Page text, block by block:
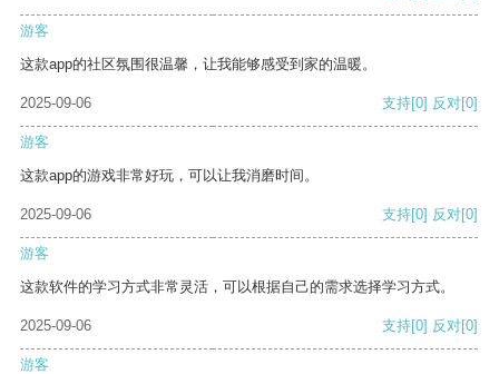
游客
这款app的社区氛围很温馨，让我能够感受到家的温暖。
2025-09-06 支持[0] 反对[0]
游客
这款app的游戏非常好玩，可以让我消磨时间。
2025-09-06 支持[0] 反对[0]
游客
这款软件的学习方式非常灵活，可以根据自己的需求选择学习方式。
2025-09-06 支持[0] 反对[0]
游客